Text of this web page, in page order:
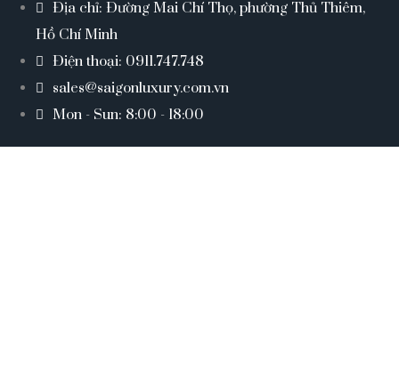
Địa chỉ: Đường Mai Chí Thọ, phường Thủ Thiêm,
Hồ Chí Minh
Điện thoại: 0911.747.748
sales@saigonluxury.com.vn
Mon - Sun: 8:00 - 18:00